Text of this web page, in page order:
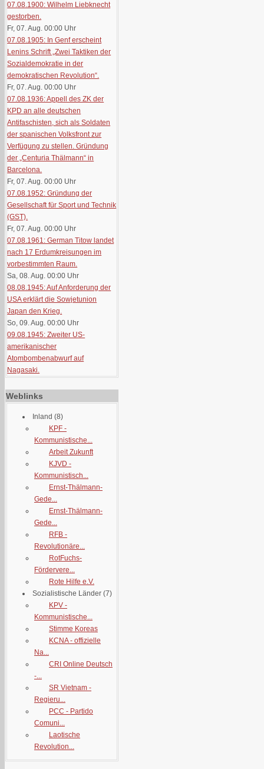
07.08.1900: Wilhelm Liebknecht
gestorben.
Fr, 07. Aug. 00:00 Uhr
07.08.1905: In Genf erscheint
Lenins Schrift „Zwei Taktiken der
Sozialdemokratie in der
demokratischen Revolution“.
Fr, 07. Aug. 00:00 Uhr
07.08.1936: Appell des ZK der
KPD an alle deutschen
Antifaschisten, sich als Soldaten
der spanischen Volksfront zur
Verfügung zu stellen. Gründung
der „Centuria Thälmann“ in
Barcelona.
Fr, 07. Aug. 00:00 Uhr
07.08.1952: Gründung der
Gesellschaft für Sport und Technik
(GST).
Fr, 07. Aug. 00:00 Uhr
07.08.1961: German Titow landet
nach 17 Erdumkreisungen im
vorbestimmten Raum.
Sa, 08. Aug. 00:00 Uhr
08.08.1945: Auf Anforderung der
USA erklärt die Sowjetunion
Japan den Krieg.
So, 09. Aug. 00:00 Uhr
09.08.1945: Zweiter US-
amerikanischer
Atombombenabwurf auf
Nagasaki.
Weblinks
Inland (8)
KPF -
Kommunistische...
Arbeit Zukunft
KJVD -
Kommunistisch...
Ernst-Thälmann-
Gede...
Ernst-Thälmann-
Gede...
RFB -
Revolutionäre...
RotFuchs-
Fördervere...
Rote Hilfe e.V.
Sozialistische Länder (7)
KPV -
Kommunistische...
Stimme Koreas
KCNA - offizielle
Na...
CRI Online Deutsch
-...
SR Vietnam -
Regieru...
PCC - Partido
Comuni...
Laotische
Revolution...